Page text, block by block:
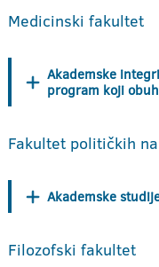
Medicinski fakultet
Akademske
program koji
Fakultet političkih
Akademske
Filozofski fakultet